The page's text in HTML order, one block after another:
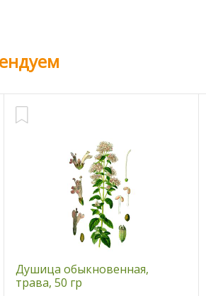
Душица обыкновенная,
трава, 50 гр